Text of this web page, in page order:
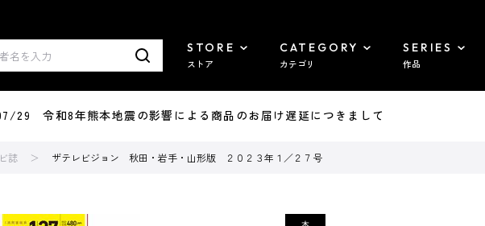
STORE
ストア
CATEGORY
カテゴリ
SERIES
作品
29 令和8年熊本地震の影響による商品のお届け遅延につきまして
誌 ザテレビジョン 秋田・岩手・山形版 ２０２３年１／２７号